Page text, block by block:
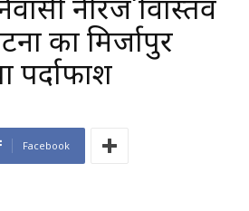
का मिर्जापुर
पर्दाफाश
Facebook